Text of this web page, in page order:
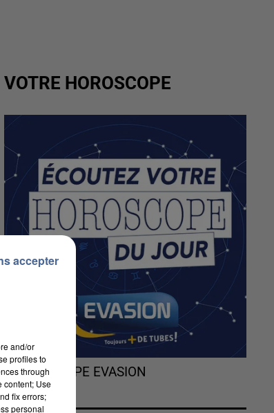
VOTRE HOROSCOPE
L'HOROSCOPE EVASION
and/or
profiles to
through
content; Use
fix errors;
personal
accepter